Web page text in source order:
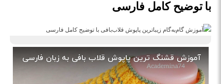
با توضیح کامل فارسی